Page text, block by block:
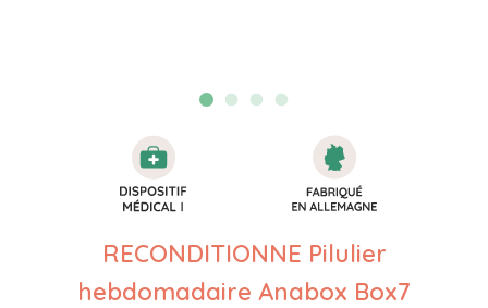
RECONDITIONNE Pilulier
hebdomadaire Anabox Box7